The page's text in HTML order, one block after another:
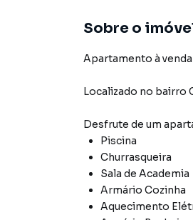
Sobre o
Apartamento à
Localizado no bairro
Desfrute de um
Piscina
Churrasqueira
Sala de Academia
Armário Cozinha
Aquecimento